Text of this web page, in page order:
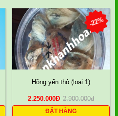
-22%
Hồng yến thô (loại 1)
2.250.000Đ 2.900.000đ
ĐẶT HÀNG